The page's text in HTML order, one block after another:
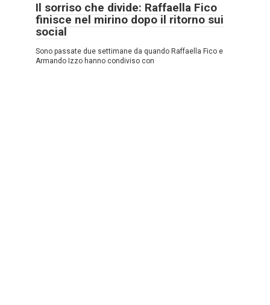
Il sorriso che divide: Raffaella Fico
finisce nel mirino dopo il ritorno sui
social
Sono passate due settimane da quando Raffaella Fico e
Armando Izzo hanno condiviso con